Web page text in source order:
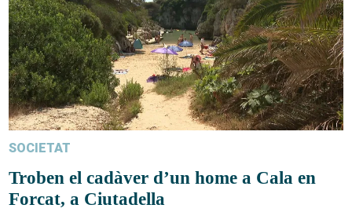
SOCIETAT
Troben el cadàver d’un home a Cala en
Forcat, a Ciutadella